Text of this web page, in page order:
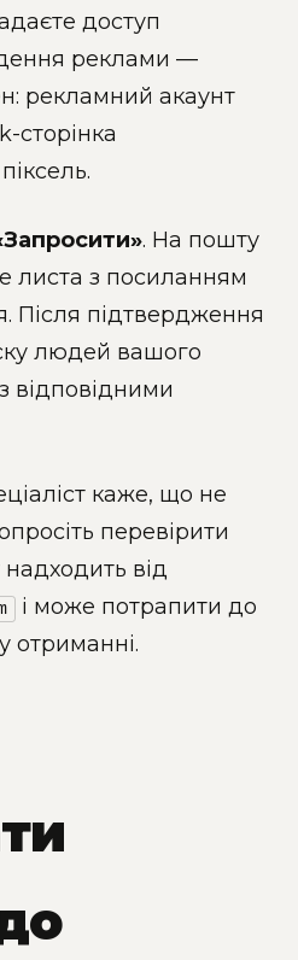
доступ
реклами —
рекламний акаунт
сторінка
. На пошту
листа з посиланням
Після підтвердження
людей вашого
відповідними
каже, що не
перевірити
від
і може потрапити до
отриманні.